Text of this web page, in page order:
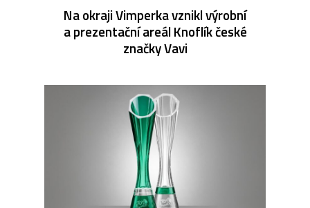
Na okraji Vimperka vznikl výrobní
a prezentační areál Knoflík české
značky Vavi